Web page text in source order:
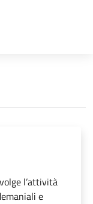
l’attività
e